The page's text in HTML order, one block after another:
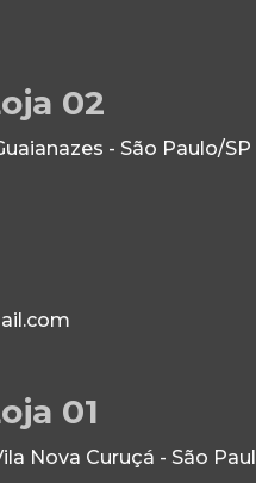
02
- São Paulo/
01
Nova Curuçá - São